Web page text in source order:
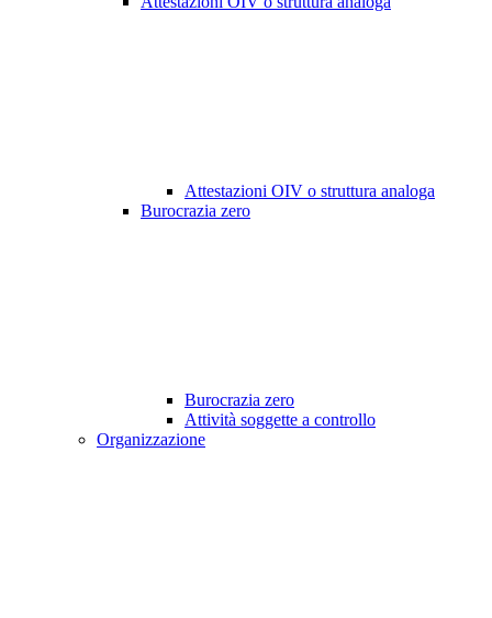
Attestazioni OIV o struttura analoga
Burocrazia zero
Burocrazia zero
Attività soggette a controllo
Organizzazione